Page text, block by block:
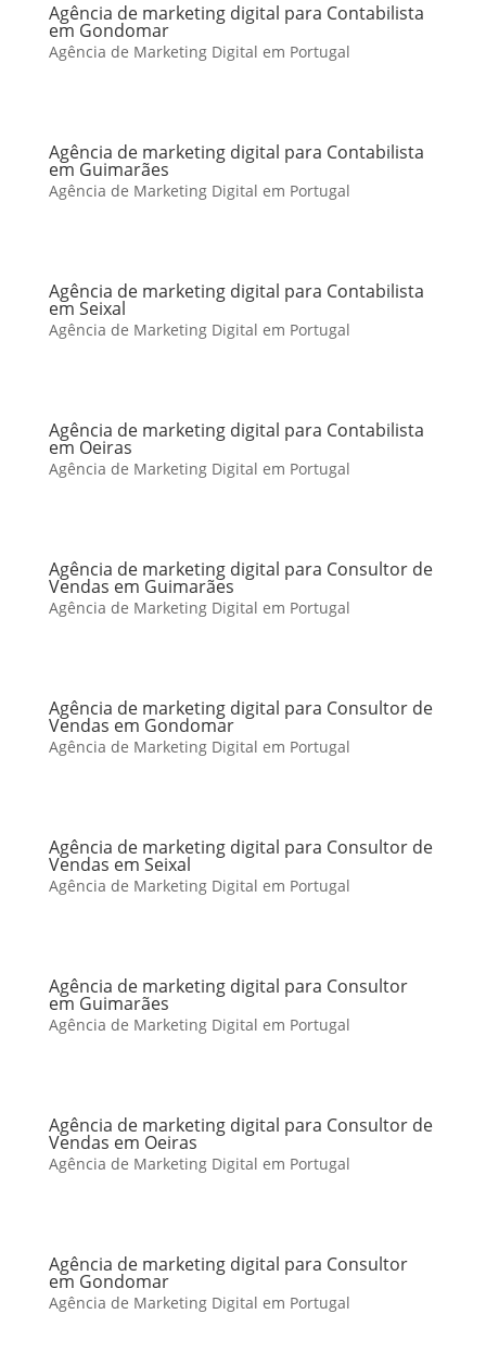
Agência de marketing digital para Contabilista
em Gondomar
Agência de Marketing Digital em Portugal
Agência de marketing digital para Contabilista
em Guimarães
Agência de Marketing Digital em Portugal
Agência de marketing digital para Contabilista
em Seixal
Agência de Marketing Digital em Portugal
Agência de marketing digital para Contabilista
em Oeiras
Agência de Marketing Digital em Portugal
Agência de marketing digital para Consultor de
Vendas em Guimarães
Agência de Marketing Digital em Portugal
Agência de marketing digital para Consultor de
Vendas em Gondomar
Agência de Marketing Digital em Portugal
Agência de marketing digital para Consultor de
Vendas em Seixal
Agência de Marketing Digital em Portugal
Agência de marketing digital para Consultor
em Guimarães
Agência de Marketing Digital em Portugal
Agência de marketing digital para Consultor de
Vendas em Oeiras
Agência de Marketing Digital em Portugal
Agência de marketing digital para Consultor
em Gondomar
Agência de Marketing Digital em Portugal